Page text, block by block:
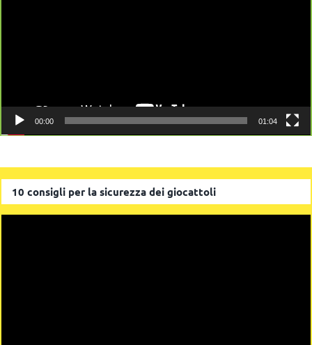
00:00 01:04
10 consigli per la sicurezza dei giocattoli